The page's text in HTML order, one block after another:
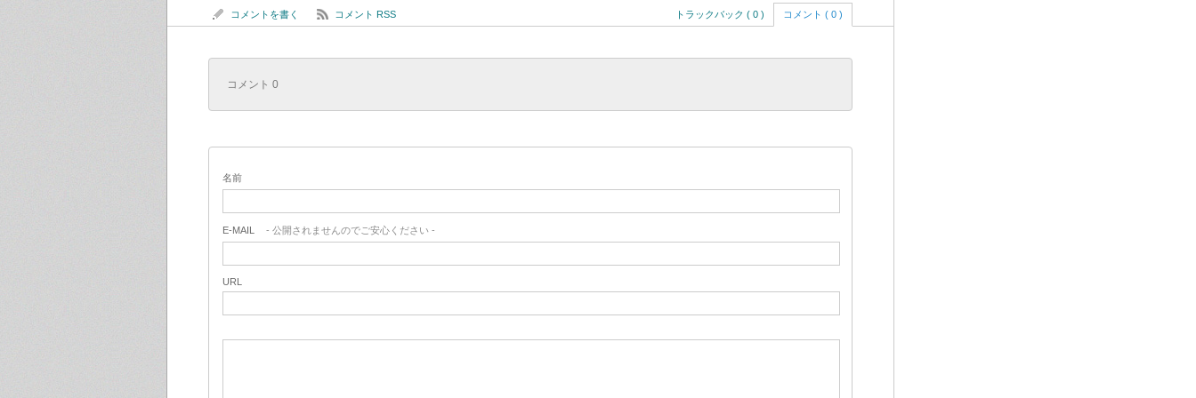
コメントを書く コメント RSS トラックバック ( 0 ) コメント ( 0 )
コメント 0
名前
E-MAIL - 公開されませんのでご安心ください -
URL